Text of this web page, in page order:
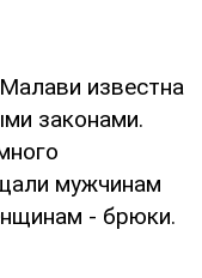
известна
законами.
мужчинам
- брюки.